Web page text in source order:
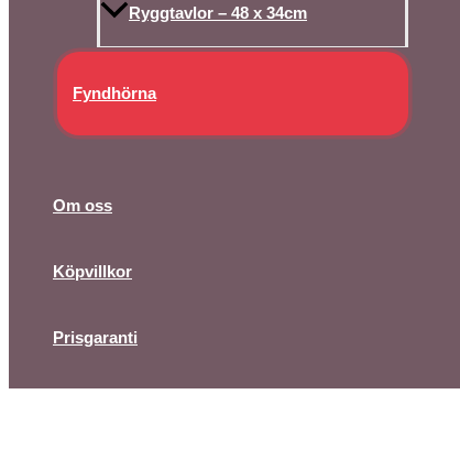
Ryggtavlor – 48 x 34cm
Fyndhörna
Om oss
Köpvillkor
Prisgaranti